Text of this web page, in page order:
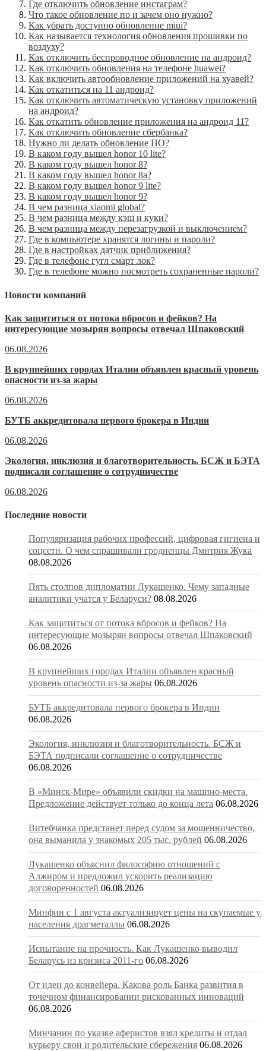
Где отключить обновление инстаграм?
Что такое обновление по и зачем оно нужно?
Как убрать доступно обновление miui?
Как называется технология обновления прошивки по
воздуху?
Как отключить беспроводное обновление на андроид?
Как отключить обновления на телефоне huawei?
Как включить автообновление приложений на хуавей?
Как откатиться на 11 андроид?
Как отключить автоматическую установку приложений
на андроид?
Как откатить обновление приложения на андроид 11?
Как отключить обновление сбербанка?
Нужно ли делать обновление ПО?
В каком году вышел honor 10 lite?
В каком году вышел honor 8?
В каком году вышел honor 8a?
В каком году вышел honor 9 lite?
В каком году вышел honor 9?
В чем разница xiaomi global?
В чем разница между кэш и куки?
В чем разница между перезагрузкой и выключением?
Где в компьютере хранятся логины и пароли?
Где в настройках датчик приближения?
Где в телефоне гугл смарт лок?
Где в телефоне можно посмотреть сохраненные пароли?
Новости компаний
Как защититься от потока вбросов и фейков? На
интересующие мозырян вопросы отвечал Шпаковский
06.08.2026
В крупнейших городах Италии объявлен красный уровень
опасности из-за жары
06.08.2026
БУТБ аккредитовала первого брокера в Индии
06.08.2026
Экология, инклюзия и благотворительность. БСЖ и БЭТА
подписали соглашение о сотрудничестве
06.08.2026
Последние новости
Популяризация рабочих профессий, цифровая гигиена и
соцсети. О чем спрашивали гродненцы Дмитрия Жука
08.08.2026
Пять столпов дипломатии Лукашенко. Чему западные
аналитики учатся у Беларуси? 08.08.2026
Как защититься от потока вбросов и фейков? На
интересующие мозырян вопросы отвечал Шпаковский
06.08.2026
В крупнейших городах Италии объявлен красный
уровень опасности из-за жары 06.08.2026
БУТБ аккредитовала первого брокера в Индии
06.08.2026
Экология, инклюзия и благотворительность. БСЖ и
БЭТА подписали соглашение о сотрудничестве
06.08.2026
В «Минск-Мире» объявили скидки на машино-места.
Предложение действует только до конца лета 06.08.2026
Витебчанка предстанет перед судом за мошенничество,
она выманила у знакомых 205 тыс. рублей 06.08.2026
Лукашенко объяснил философию отношений с
Алжиром и предложил ускорить реализацию
договоренностей 06.08.2026
Минфин с 1 августа актуализирует цены на скупаемые у
населения драгметаллы 06.08.2026
Испытание на прочность. Как Лукашенко выводил
Беларусь из кризиса 2011-го 06.08.2026
От идеи до конвейера. Какова роль Банка развития в
точечном финансировании рискованных инноваций
06.08.2026
Минчанин по указке аферистов взял кредиты и отдал
курьеру свои и родительские сбережения 06.08.2026